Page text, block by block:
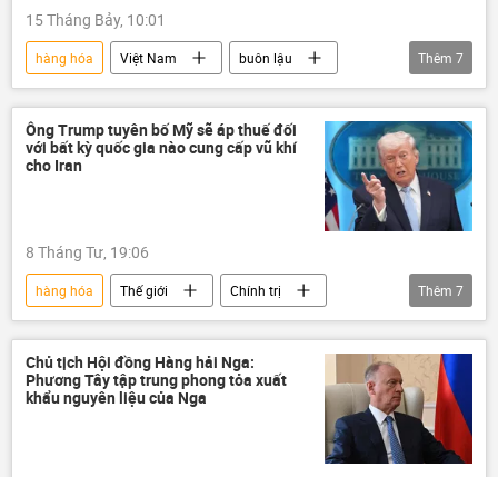
15 Tháng Bảy, 10:01
hàng hóa Việt Nam
buôn lậu
công an
Bộ Công an Việt Nam
tội phạm
kim cương
Hàng Không Việt Nam
cảng hàng không
Thêm 7
Ông Trump tuyên bố Mỹ sẽ áp thuế đối
với bất kỳ quốc gia nào cung cấp vũ khí
cho Iran
8 Tháng Tư, 19:06
hàng hóa Thế giới
Chính trị
Donald Trump
Hoa Kỳ
Iran
Trung Đông
Kinh tế
Israel
Thêm 7
Chủ tịch Hội đồng Hàng hải Nga:
Phương Tây tập trung phong tỏa xuất
khẩu nguyên liệu của Nga